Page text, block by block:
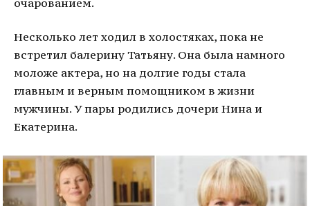
Несколько лет ходил в холостяках, пока не
встретил балерину Татьяну. Она была намного
моложе актера, но на долгие годы стала
главным и верным помощником в жизни
мужчины. У пары родились дочери Нина и
Екатерина.